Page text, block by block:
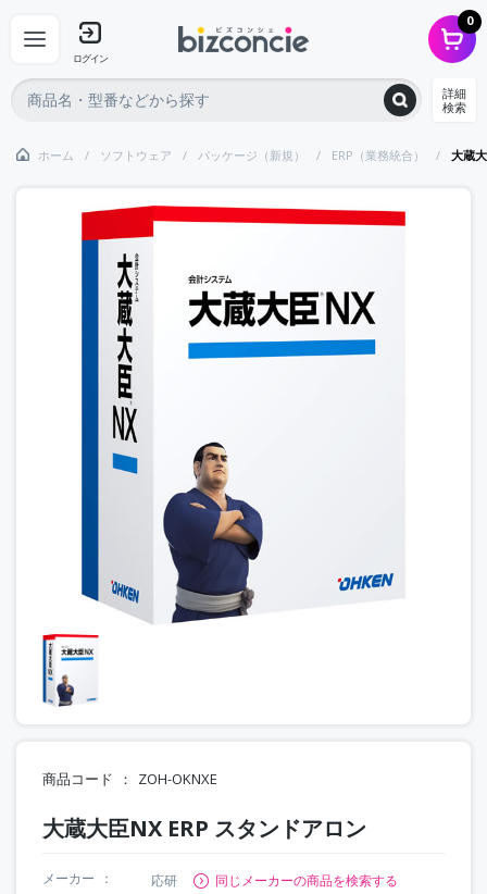
ログイン
0
詳細
検索
ホーム ソフトウェア パッケージ（新規） ERP（業務統合） 大蔵
商品コード ZOH-OKNXE
大蔵大臣NX ERP スタンドアロン
メーカー 応研
同じメーカーの商品を検索する